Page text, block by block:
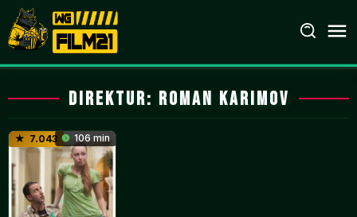
Loncat
ke
konten
Direktur: Roman Karimov
7.043 106 min